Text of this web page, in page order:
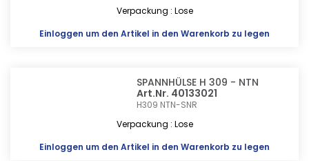
Verpackung : Lose
Einloggen um den Artikel in den Warenkorb zu legen
SPANNHÜLSE H 309 - NTN
Art.Nr. 40133021
H309 NTN-SNR
Verpackung : Lose
Einloggen um den Artikel in den Warenkorb zu legen